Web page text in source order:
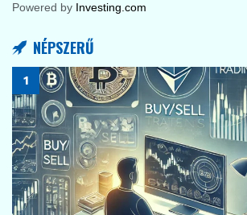
Powered by Investing.com
NÉPSZERŰ